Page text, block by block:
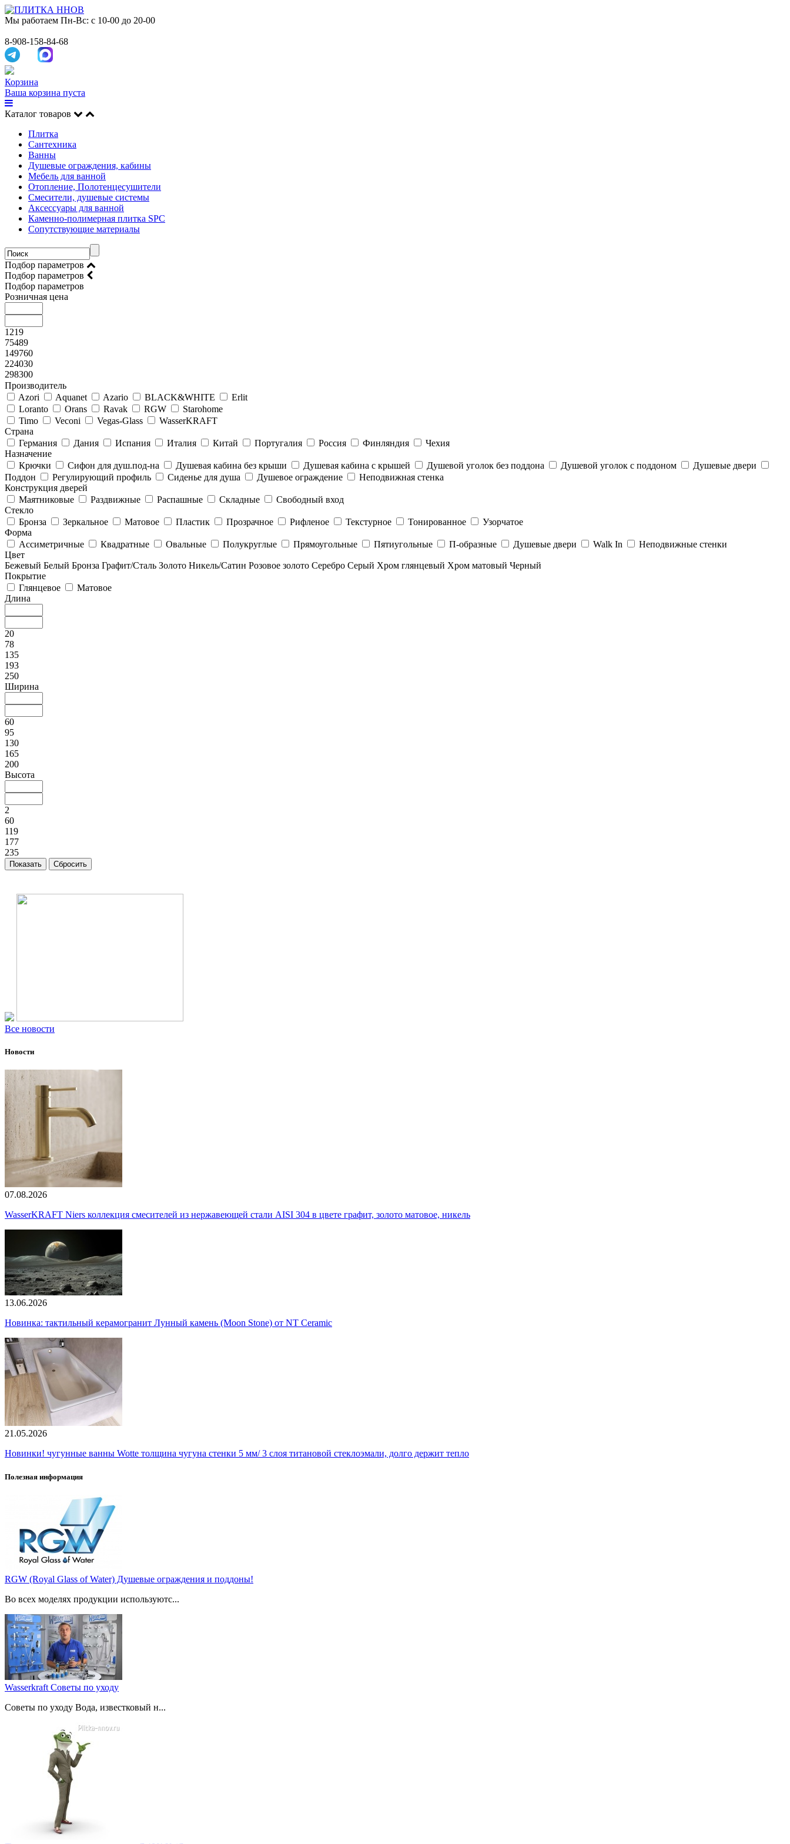
Мы работаем Пн-Вс: с 10-00 до 20-00
8-908-158-84-68
Корзина
Ваша корзина пуста
Каталог товаров
Плитка
Сантехника
Ванны
Душевые ограждения, кабины
Мебель для ванной
Отопление, Полотенцесушители
Смесители, душевые системы
Аксессуары для ванной
Каменно-полимерная плитка SPC
Сопутствующие материалы
Подбор параметров
Подбор параметров
Подбор параметров
Розничная цена
1219
75489
149760
224030
298300
Производитель
Azori
Aquanet Azario BLACK&WHITE
Erlit
Loranto
Orans Ravak RGW
Starohome
Timo
Veconi Vegas-Glass
WasserKRAFT
Страна
Германия
Дания Испания Италия Китай Португалия Россия Финляндия
Чехия
Назначение
Крючки
Сифон для душ.под-на Душевая кабина без крыши Душевая кабина с крышей Душевой уголок без поддона Душевой уголок с поддоном
Душевые двери
Поддон
Регулирующий профиль Сиденье для душа Душевое ограждение
Неподвижная стенка
Конструкция дверей
Маятниковые
Раздвижные Распашные Складные
Свободный вход
Стекло
Бронза
Зеркальное Матовое Пластик Прозрачное Рифленое Текстурное Тонированное
Узорчатое
Форма
Ассиметричные
Квадратные Овальные Полукруглые Прямоугольные Пятиугольные П-образные Душевые двери Walk In
Неподвижные стенки
Цвет
Бежевый Белый Бронза Графит/Сталь Золото Никель/Сатин Розовое золото Серебро Серый Хром глянцевый Хром матовый Черный
Покрытие
Глянцевое
Матовое
Длина
20
78
135
193
250
Ширина
60
95
130
165
200
Высота
2
60
119
177
235
Все новости
Новости
07.08.2026
WasserKRAFT Niers коллекция смесителей из нержавеющей стали AISI 304 в цвете графит, золото матовое, никель
13.06.2026
Новинка: тактильный керамогранит Лунный камень (Moon Stone) от NT Ceramic
21.05.2026
Новинки! чугунные ванны Wotte толщина чугуна стенки 5 мм/ 3 слоя титановой стеклоэмали, долго держит тепло
Полезная информация
RGW (Royal Glass of Water) Душевые ограждения и поддоны!
Во всех моделях продукции используютс...
Wasserkraft Советы по уходу
Советы по уходу Вода, известковый н...